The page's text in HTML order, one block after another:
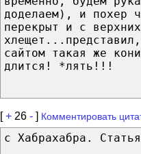
доделаем), и похер
перекрыт и с
сайтом такая же
длится! *лять!!!
[+ 26 - ] Комментировать
с Хабрахабра.